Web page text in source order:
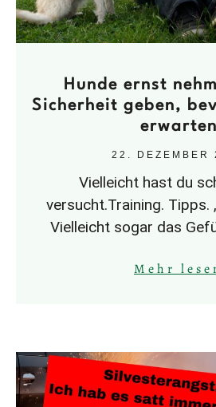
Hunde ernst
Sicherheit geben,
erwarten
22. DEZEMBER
Vielleicht hast du
versucht.Training. Tipps.
Vielleicht sogar das
Hund.Zieht sich zurück.
Mehr